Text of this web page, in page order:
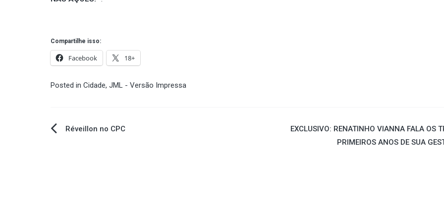
Compartilhe isso:
Facebook 18+
Posted in Cidade, JML - Versão Impressa
Navegação
Réveillon no CPC
EXCLUSIVO: RENATINHO VIANNA FALA OS
PRIMEIROS ANOS DE SUA